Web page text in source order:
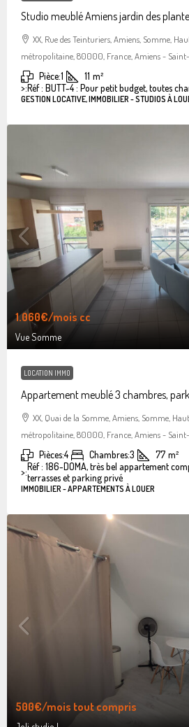
Studio meublé Amiens jardin des
XX, Rue des Teinturiers, Amiens, Somme,
métropolitaine, 80000, France, Amiens -
Pièce:1 11 m²
>:Réf : BUTT-4 : Pour petit budget, toutes
GESTION LOCATIVE, IMMOBILIER - STUDIOS À
1.060€/mois cc
Vue Somme
LOCATION IMMO
Appartement meublé 3 chambres,
XX, Quai de la Somme, Amiens, Somme,
métropolitaine, 80000, France, Amiens -
Pièces:4 Chambres:3 77 m²
>:Réf : 186-DOMA, très bel appartement
terrasses et parking privé
IMMOBILIER - APPARTEMENTS À LOUER
500€/mois tout compris